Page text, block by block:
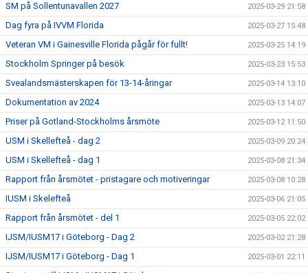
SM på Sollentunavallen 2027 2025-03-29 21:58
Dag fyra på IVVM Florida 2025-03-27 15:48
Veteran VM i Gainesville Florida pågår för fullt! 2025-03-25 14:19
Stockholm Springer på besök 2025-03-23 15:53
Svealandsmästerskapen för 13-14-åringar 2025-03-14 13:10
Dokumentation av 2024 2025-03-13 14:07
Priser på Gotland-Stockholms årsmöte 2025-03-12 11:50
USM i Skellefteå - dag 2 2025-03-09 20:24
USM i Skellefteå - dag 1 2025-03-08 21:34
Rapport från årsmötet - pristagare och motiveringar 2025-03-08 10:28
IUSM i Skelefteå 2025-03-06 21:05
Rapport från årsmötet - del 1 2025-03-05 22:02
IJSM/IUSM17 i Göteborg - Dag 2 2025-03-02 21:28
IJSM/IUSM17 i Göteborg - Dag 1 2025-03-01 22:11